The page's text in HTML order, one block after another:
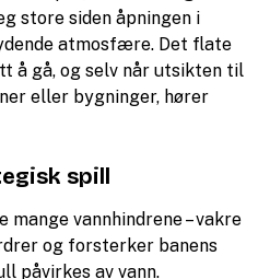
store siden åpningen i
atmosfære. Det flate
å gå, og selv når utsikten til
eller bygninger, hører
spill
mange vannhindrene – vakre
og forsterker banens
påvirkes av vann.